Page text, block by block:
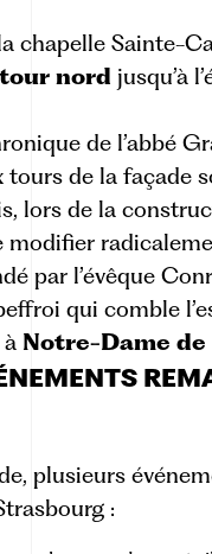
chapelle Sainte-
nord jusqu’à
de l’abbé
tours de la façade
lors de la
par l’évêque
qui comble
Notre-Dame de
plusieurs
: